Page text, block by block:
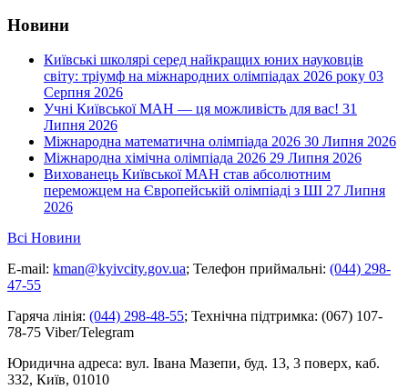
Новини
Київські школярі серед найкращих юних науковців
світу: тріумф на міжнародних олімпіадах 2026 року 03
Серпня 2026
Учні Київської МАН — ця можливість для вас! 31
Липня 2026
Міжнародна математична олімпіада 2026 30 Липня 2026
Міжнародна хімічна олімпіада 2026 29 Липня 2026
Вихованець Київської МАН став абсолютним
переможцем на Європейській олімпіаді з ШІ 27 Липня
2026
Всі Новини
E-mail: kman@kyivcity.gov.ua; Телефон приймальні: (044) 298-
47-55
Гаряча лінія: (044) 298-48-55; Технічна підтримка: (067) 107-
78-75 Viber/Telegram
Юридична адреса: вул. Івана Мазепи, буд. 13, 3 поверх, каб.
332, Київ, 01010